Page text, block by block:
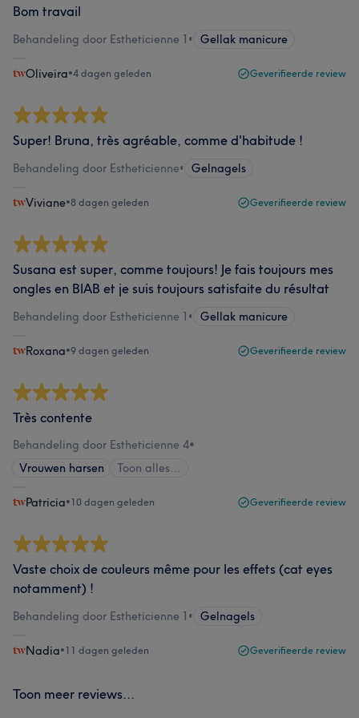
Bom travail
Behandeling door Estheticienne 1 • Gellak manicure
Oliveira•4 dagen geleden Geverifieerde review
Super! Bruna, très agréable, comme d'habitude !
Behandeling door Estheticienne• Gelnagels
Viviane•8 dagen geleden Geverifieerde review
Susana est super, comme toujours! Je fais toujours mes
ongles en BIAB et je suis toujours satisfaite du résultat
Behandeling door Estheticienne 1 • Gellak manicure
Roxana•9 dagen geleden Geverifieerde review
Très contente
Behandeling door Estheticienne 4•
Vrouwen harsen
Toon alles…
Patricia•10 dagen geleden Geverifieerde review
Vaste choix de couleurs même pour les effets (cat eyes
notamment) !
Behandeling door Estheticienne 1 • Gelnagels
Nadia•11 dagen geleden Geverifieerde review
Toon meer reviews...